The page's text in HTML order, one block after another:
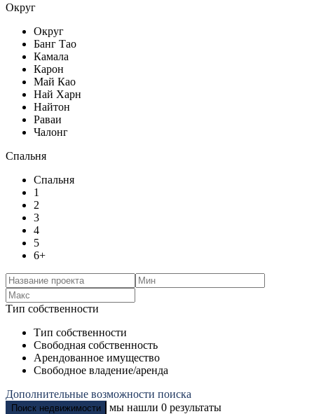
Округ
Округ
Банг Тао
Камала
Карон
Май Као
Най Харн
Найтон
Раваи
Чалонг
Спальня
Спальня
1
2
3
4
5
6+
Тип собственности
Тип собственности
Свободная собственность
Арендованное имущество
Свободное владение/аренда
Дополнительные возможности поиска
Поиск недвижимости мы нашли 0 результаты